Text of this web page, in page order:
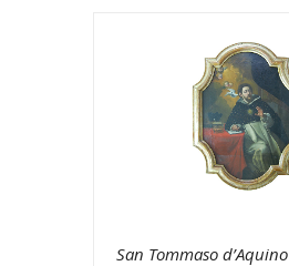
San Tommaso d’Aquino